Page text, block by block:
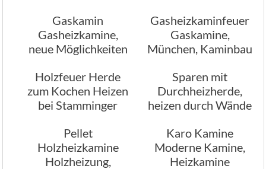
Heisswasser
Gaskamin
Gasheizkamine,
neue Möglichkeiten
Gasheizkaminfeuer
Gaskamine,
München, Kaminbau
Holzfeuer Herde
zum Kochen Heizen
bei Stamminger
Sparen mit
Durchheizherde,
heizen durch Wände
Pellet
Holzheizkamine
Holzheizung,
Karo Kamine
Moderne Kamine,
Heizkamine